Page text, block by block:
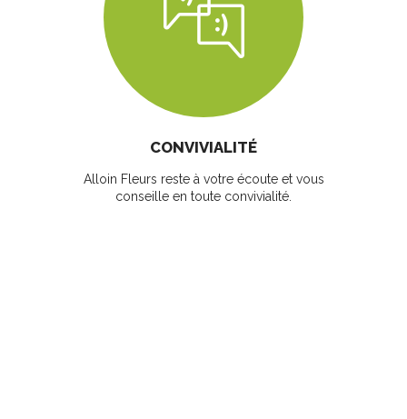
CONVIVIALITÉ
Alloin Fleurs reste à votre écoute et vous
conseille en toute convivialité.